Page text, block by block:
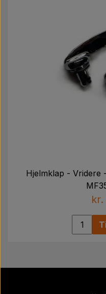
Hjelmklap - Vridere
kr.